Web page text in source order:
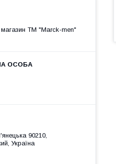
магазин ТМ "Marck-men"
90210,
Україна